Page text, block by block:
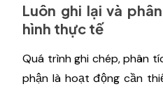
Luôn ghi lại và
hình thực tế
Quá trình ghi chép, phân
phận là hoạt động cần